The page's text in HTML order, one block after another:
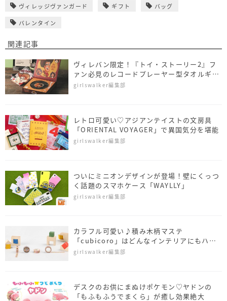
ヴィレッジヴァンガード ギフト バッグ
バレンタイン
関連記事
ヴィレバン限定！『トイ・ストーリー2』フ
ァン必見のレコードプレーヤー型タオルギフ
トがお目見え
girlswalker編集部
レトロ可愛い♡アジアンテイストの文房具
「ORIENTAL VOYAGER」で異国気分を堪能
girlswalker編集部
ついにミニオンデザインが登場！壁にくっつ
く話題のスマホケース「WAYLLY」
girlswalker編集部
カラフル可愛い♪積み木柄マステ
「cubicoro」はどんなインテリアにもハマ
る
girlswalker編集部
デスクのお供にまぬけポケモン♡ヤドンの
「もふもふうでまくら」が癒し効果絶大